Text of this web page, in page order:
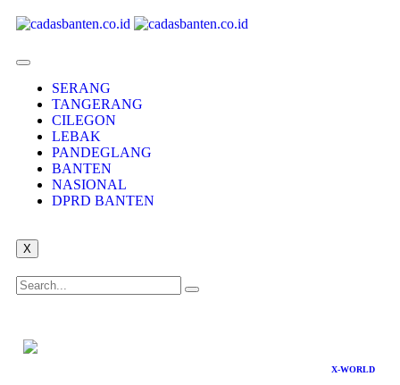
SERANG
TANGERANG
CILEGON
LEBAK
PANDEGLANG
BANTEN
NASIONAL
DPRD BANTEN
X
X-WORLD